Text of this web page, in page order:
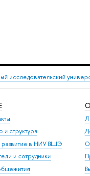
исследовательский
и структура
развитие в НИУ ВШЭ
и сотрудники